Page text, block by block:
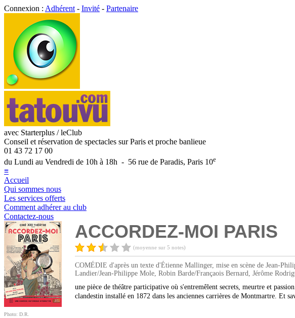
Connexion : Adhérent - Invité - Partenaire
avec Starterplus / leClub
Conseil et réservation de spectacles sur Paris et proche banlieue
01 43 72 17 00
du Lundi au Vendredi de 10h à 18h - 56 rue de Paradis, Paris 10e
≡
Accueil
Qui sommes nous
Les services offerts
Comment adhérer au club
Contactez-nous
Photo: D.R.
ACCORDEZ-MOI PARIS
(moyenne sur 5 notes)
COMÉDIE d'après un texte d'Étienne Mallinger, mise en scène de Jean-
Landier/Jean-Philippe Mole, Robin Barde/Françaois Bernard, Jérôme
une pièce de théâtre participative où s'entremêlent secrets, meurtre et
clandestin installé en 1872 dans les anciennes carrières de Montmartre. Et